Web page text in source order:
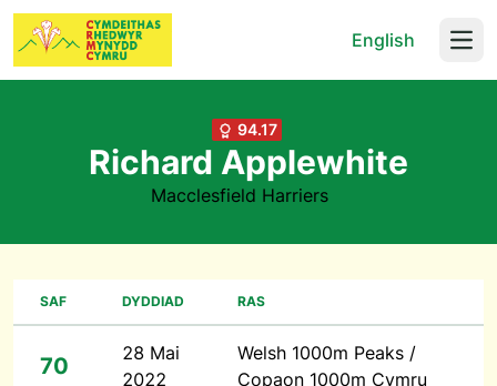
English
94.17
Richard Applewhite
Macclesfield Harriers
SAF DYDDIAD RAS
70
28 Mai
2022
Welsh 1000m Peaks /
Copaon 1000m Cymru